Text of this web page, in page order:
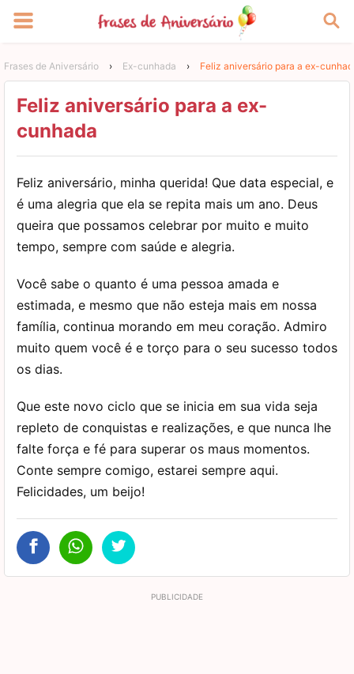
Frases de Aniversário › Ex-cunhada › Feliz aniversário para a ex-
Feliz aniversário para a ex-
cunhada
Feliz aniversário, minha querida! Que data especial, e
é uma alegria que ela se repita mais um ano. Deus
queira que possamos celebrar por muito e muito
tempo, sempre com saúde e alegria.
Você sabe o quanto é uma pessoa amada e
estimada, e mesmo que não esteja mais em nossa
família, continua morando em meu coração. Admiro
muito quem você é e torço para o seu sucesso todos
os dias.
Que este novo ciclo que se inicia em sua vida seja
repleto de conquistas e realizações, e que nunca lhe
falte força e fé para superar os maus momentos.
Conte sempre comigo, estarei sempre aqui.
Felicidades, um beijo!